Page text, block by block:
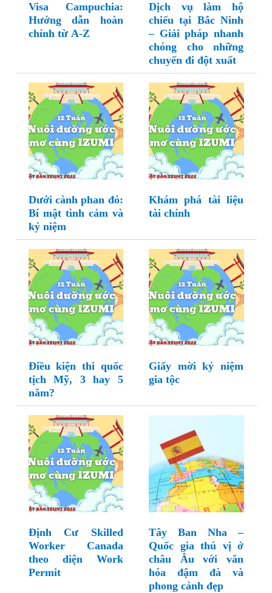
Visa Campuchia:
Hướng dẫn hoàn
chỉnh từ A-Z
Dịch vụ làm hộ
chiếu tại Bắc Ninh
– Giải pháp nhanh
chóng cho những
chuyến đi đột xuất
Dưới cành phan đỏ:
Bí mật tình cảm và
kỷ niệm
Khám phá tài liệu
tài chính
Điều kiện thi quốc
tịch Mỹ, 3 hay 5
năm?
Giấy mời kỷ niệm
gia tộc
Định Cư Skilled
Worker Canada
theo diện Work
Permit
Tây Ban Nha –
Quốc gia thú vị ở
châu Âu với văn
hóa đậm đà và
phong cảnh đẹp